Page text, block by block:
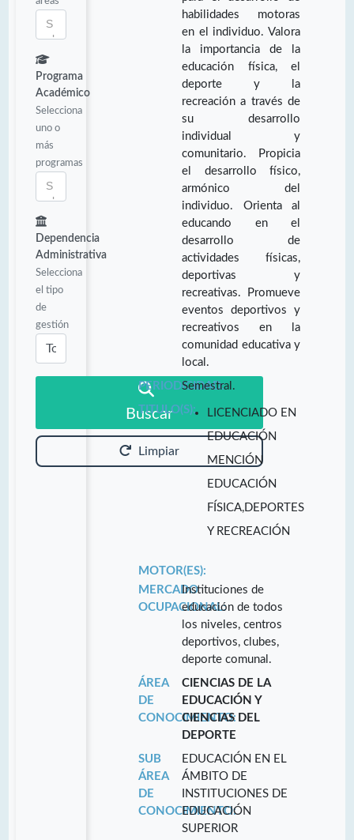
Programa
Académico
Selecciona
uno o
más
programas
Dependencia
Administrativa
Selecciona
el tipo
de
gestión
Buscar
Limpiar
habilidades motoras
en el individuo. Valora
la importancia de la
educación física, el
deporte y la
recreación a través de
su desarrollo
individual y
comunitario. Propicia
el desarrollo físico,
armónico del
individuo. Orienta al
educando en el
desarrollo de
actividades físicas,
deportivas y
recreativas. Promueve
eventos deportivos y
recreativos en la
comunidad educativa y
local.
PERIODICIDAD:
Semestral.
TITULO(S):
LICENCIADO EN
EDUCACIÓN
MENCIÓN
EDUCACIÓN
FÍSICA,DEPORTES
Y RECREACIÓN
MOTOR(ES):
MERCADO
OCUPACIONAL:
Instituciones de
educación de todos
los niveles, centros
deportivos, clubes,
deporte comunal.
ÁREA
DE
CONOCIMIENTO:
CIENCIAS DE LA
EDUCACIÓN Y
CIENCIAS DEL
DEPORTE
SUB
ÁREA
DE
CONOCIMIENTO:
EDUCACIÓN EN EL
ÁMBITO DE
INSTITUCIONES DE
EDUCACIÓN
SUPERIOR